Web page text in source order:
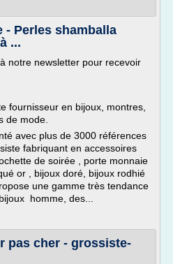
- Perles shamballa
...
notre newsletter pour recevoir
fournisseur en bijoux, montres,
de mode.
avec plus de 3000 références
fabriquant en accessoires
de soirée , porte monnaie
or , bijoux doré, bijoux rodhié
une gamme très tendance
homme, des...
pas cher - grossiste-